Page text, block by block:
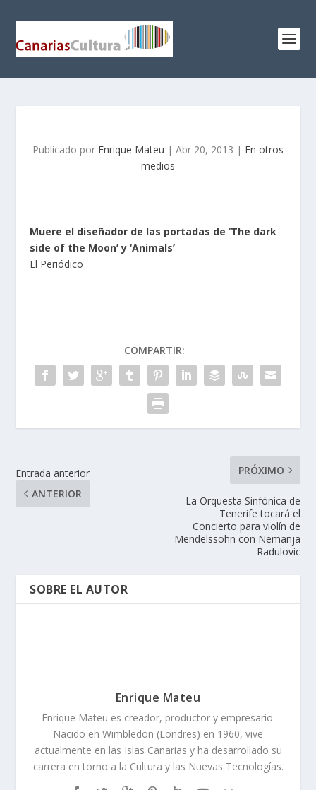
Publicado por Enrique Mateu | Abr 20, 2013 | En otros
medios
Muere el diseñador de las portadas de ‘The dark
side of the Moon’ y ‘Animals’
El Periódico
COMPARTIR:
Entrada anterior
ANTERIOR
PRÓXIMO
La Orquesta Sinfónica de
Tenerife tocará el
Concierto para violín de
Mendelssohn con Nemanja
Radulovic
SOBRE EL AUTOR
Enrique Mateu
Enrique Mateu es creador, productor y empresario.
Nacido en Wimbledon (Londres) en 1960, vive
actualmente en las Islas Canarias y ha desarrollado su
carrera en torno a la Cultura y las Nuevas Tecnologías.